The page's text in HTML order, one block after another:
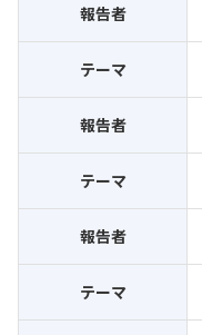
報告者
テーマ
報告者
テーマ
報告者
テーマ